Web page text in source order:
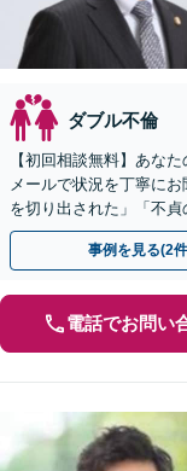
ダブル不倫
【初回相談無料】あな
メールで状況を丁寧に
を切り出された」「不貞
【リーズナブルな料金設
事例を見る(2
電話でお問い